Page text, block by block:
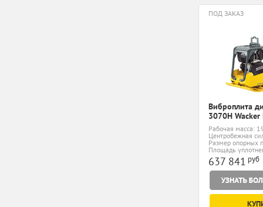
ПОД ЗАКАЗ
Виброплита
3070H Wacker
Рабочая масса:
Центробежная
Размер опорных
мм
Площадь
637 841 руб